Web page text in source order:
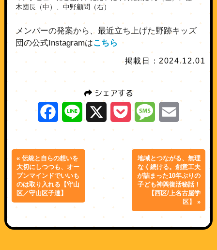
木団長（中）、中野顧問（右）
メンバーの発案から、最近立ち上げた野跡キッズ
団の公式Instagramはこちら
掲載日：2024.12.01
シェアする
Facebook
Line Pocket MessageEmail
« 伝統と自らの想いを
大切にしつつも、オー
プンマインドでいいも
のは取り入れる【守山
区／守山区子連】
地域とつながる、無理
なく続ける。創意工夫
が詰まった10年ぶりの
子ども神輿復活秘話！
【西区/上名古屋学
区】 »